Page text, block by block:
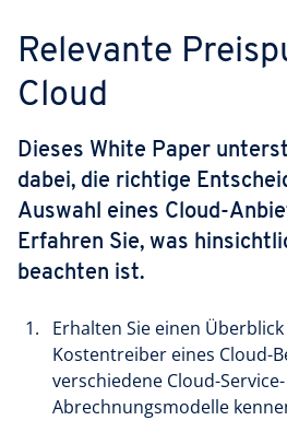
Relevante
Cloud
Dieses White Paper
dabei, die richtige
Auswahl eines Cloud-
Erfahren Sie, was
beachten ist.
Erhalten Sie einen
Kostentreiber eines Cloud-
verschiedene Cloud-
Abrechnungsmodelle